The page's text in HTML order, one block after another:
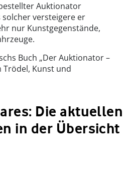
Auktionator
versteigere er
nur Kunstgegenstände,
Buch „Der Auktionator –
Trödel, Kunst und
Die aktuellen
in der Übersicht